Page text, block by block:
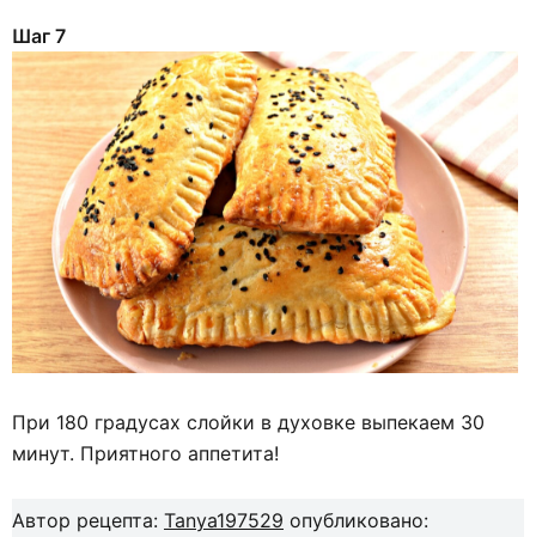
Шаг 7
При 180 градусах слойки в духовке выпекаем 30
минут. Приятного аппетита!
Автор рецепта: Tanya197529 опубликовано: